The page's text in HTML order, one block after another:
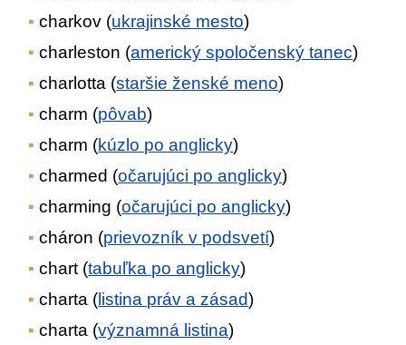
charkov (ukrajinské mesto)
charleston (americký spoločenský tanec)
charlotta (staršie ženské meno)
charm (pôvab)
charm (kúzlo po anglicky)
charmed (očarujúci po anglicky)
charming (očarujúci po anglicky)
cháron (prievozník v podsvetí)
chart (tabuľka po anglicky)
charta ( listina práv a zásad)
charta (významná listina)